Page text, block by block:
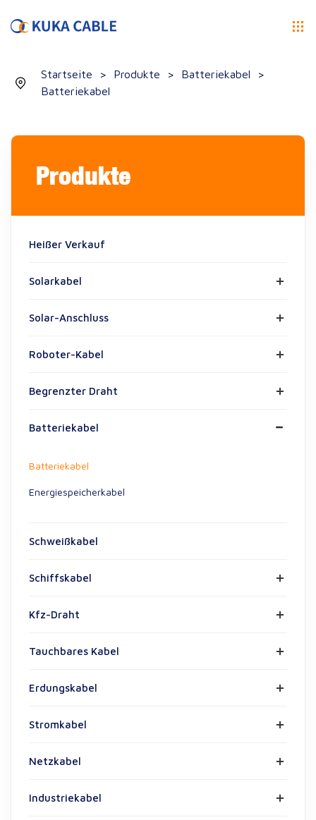
Startseite > Produkte > Batteriekabel >
Batteriekabel
Produkte
Heißer Verkauf
Solarkabel
Solar-Anschluss
Roboter-Kabel
Begrenzter Draht
Batteriekabel
Batteriekabel
Energiespeicherkabel
Schweißkabel
Schiffskabel
Kfz-Draht
Tauchbares Kabel
Erdungskabel
Stromkabel
Netzkabel
Industriekabel